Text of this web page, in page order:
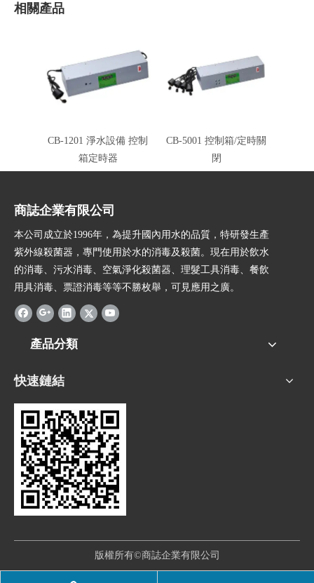
相關產品
CB-1201 淨水設備 控制
箱定時器
CB-5001 控制箱/定時關
閉
商誌企業有限公司
本公司成立於1996年，為提升國內用水的品質，特研發生產
紫外線殺菌器，專門使用於水的消毒及殺菌。現在用於飲水
的消毒、污水消毒、空氣淨化殺菌器、理髮工具消毒、餐飲
用具消毒、票證消毒等等不勝枚舉，可見應用之廣。
產品分類
快速鏈結
版權所有©商誌企業有限公司